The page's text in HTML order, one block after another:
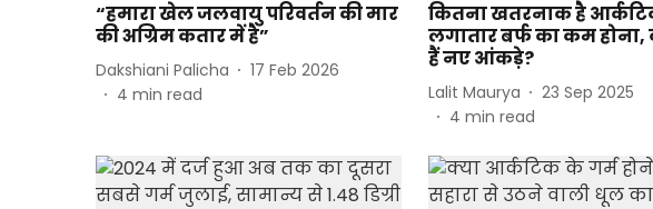
“हमारा खेल जलवायु परिवर्तन की मार
की अग्रिम कतार में है”
Dakshiani Palicha
17 Feb 2026
4 min read
कितना खतरनाक है
लगातार बर्फ का कम
हैं नए आंकड़े?
Lalit Maurya
23 Sep 2025
4 min read